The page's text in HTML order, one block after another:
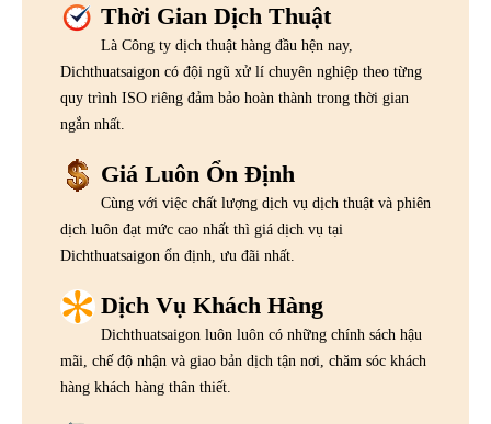
Thời Gian Dịch Thuật
Là Công ty dịch thuật hàng đầu hện nay,
Dichthuatsaigon có đội ngũ xử lí chuyên nghiệp theo từng
quy trình ISO riêng đảm bảo hoàn thành trong thời gian
ngắn nhất.
Giá Luôn Ổn Định
Cùng với việc chất lượng dịch vụ dịch thuật và phiên
dịch luôn đạt mức cao nhất thì giá dịch vụ tại
Dichthuatsaigon ổn định, ưu đãi nhất.
Dịch Vụ Khách Hàng
Dichthuatsaigon luôn luôn có những chính sách hậu
mãi, chế độ nhận và giao bản dịch tận nơi, chăm sóc khách
hàng khách hàng thân thiết.